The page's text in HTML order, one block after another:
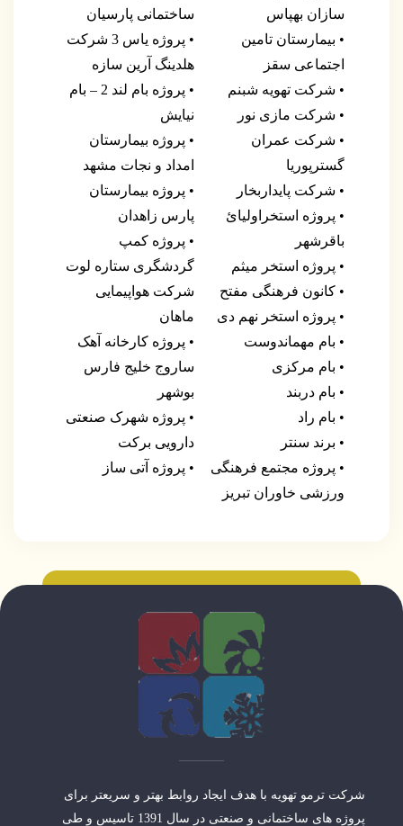
سازان بهپاس
• بیمارستان تامین
اجتماعی سقز
• شرکت تهویه شبنم
• شرکت مازی نور
• شرکت عمران
گسترپوریا
• شرکت پایداربخار
• پروژه استخراولیائ
باقرشهر
• پروژه استخر میثم
• کانون فرهنگی مفتح
• پروژه استخر نهم دی
• بام مهماندوست
• بام مرکزی
• بام دربند
• بام راد
• برند سنتر
• پروژه مجتمع فرهنگی
ورزشی خاوران تبریز
ساختمانی پارسیان
• پروژه یاس 3 شرکت
هلدینگ آرین سازه
• پروژه بام لند 2 – بام
نیایش
• پروژه بیمارستان
امداد و نجات مشهد
• پروژه بیمارستان
پارس زاهدان
• پروژه کمپ
گردشگری ستاره لوت
شرکت هواپیمایی
ماهان
• پروژه کارخانه آهک
ساروج خلیج فارس
بوشهر
• پروژه شهرک صنعتی
دارویی برکت
• پروژه آتی ساز
شرکت ترمو تهویه با هدف ایجاد روابط بهتر و سریعتر برای
پروژه های ساختمانی و صنعتی در سال 1391 تاسیس و طی